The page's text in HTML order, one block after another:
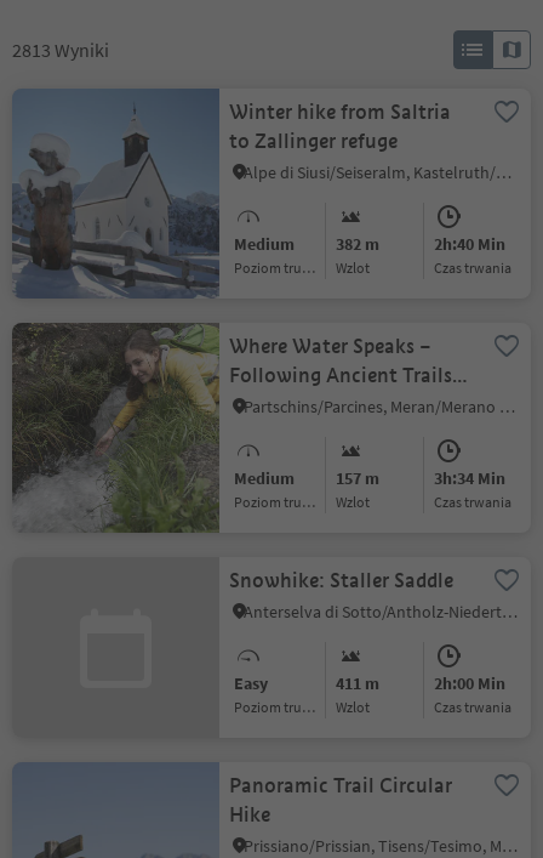
2813 Wyniki
Winter hike from Saltria
to Zallinger refuge
Alpe di Siusi/Seiseralm, Kastelruth/Castelrotto, Dolomites Region Seiser Alm
Medium
Poziom trudności
382 m
Wzlot
2h:40 Min
czas trwania
Where Water Speaks –
Following Ancient Trails
to the Partschins/Parcines
Partschins/Parcines, Meran/Merano and environs
Medium
Poziom trudności
157 m
Wzlot
3h:34 Min
czas trwania
Snowhike: Staller Saddle
Anterselva di Sotto/Antholz-Niedertal, Rasen-Antholz/Rasun Anterselva, Dolomites Region Kronplatz/Plan de Corones
Easy
Poziom trudności
411 m
Wzlot
2h:00 Min
czas trwania
Panoramic Trail Circular
Hike
Prissiano/Prissian, Tisens/Tesimo, Meran/Merano and environs